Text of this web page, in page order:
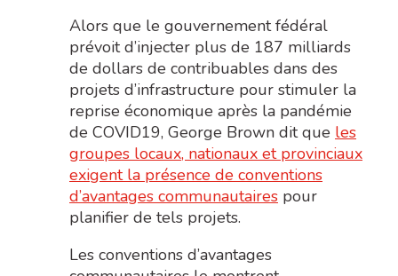
Alors que le gouvernement fédéral
prévoit d’injecter plus de 187 milliards
de dollars de contribuables dans des
projets d’infrastructure pour stimuler la
reprise économique après la pandémie
de COVID19, George Brown dit que les
groupes locaux, nationaux et provinciaux
exigent la présence de conventions
d’avantages communautaires pour
planifier de tels projets.
Les conventions d’avantages